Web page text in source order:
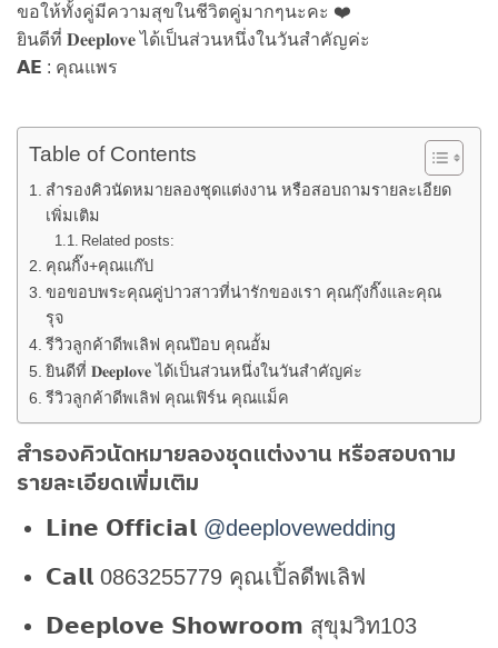
ขอให้ทั้งคู่มีความสุขในชีวิตคู่มากๆนะคะ ❤️
ยินดีที่ 𝐃𝐞𝐞𝐩𝐥𝐨𝐯𝐞 ได้เป็นส่วนหนึ่งในวันสำคัญค่ะ
𝗔𝗘 : คุณแพร
Table of Contents
สำรองคิวนัดหมายลองชุดแต่งงาน หรือสอบถามรายละเอียด
เพิ่มเติม
Related posts:
คุณกิ๊ง+คุณแก๊ป
ขอขอบพระคุณคู่บ่าวสาวที่น่ารักของเรา คุณกุ๊งกิ๊งและคุณ
รุจ
รีวิวลูกค้าดีพเลิฟ คุณป๊อบ คุณอั้ม
ยินดีที่ 𝐃𝐞𝐞𝐩𝐥𝐨𝐯𝐞 ได้เป็นส่วนหนึ่งในวันสำคัญค่ะ
รีวิวลูกค้าดีพเลิฟ คุณเฟิร์น คุณแม็ค
สำรองคิวนัดหมายลองชุดแต่งงาน หรือสอบถาม
รายละเอียดเพิ่มเติม
𝗟𝗶𝗻𝗲 𝗢𝗳𝗳𝗶𝗰𝗶𝗮𝗹 @deeplovewedding
𝗖𝗮𝗹𝗹 0863255779 คุณเปิ้ลดีพเลิฟ
𝗗𝗲𝗲𝗽𝗹𝗼𝘃𝗲 𝗦𝗵𝗼𝘄𝗿𝗼𝗼𝗺 สุขุมวิท103